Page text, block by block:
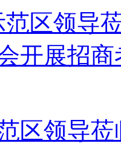
区领导